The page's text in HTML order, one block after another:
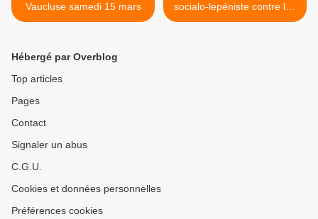
Vaucluse samedi 15 mars
socialo-lepéniste contre les
colistiers d'Yvan Benedetti >
Hébergé par Overblog
Top articles
Pages
Contact
Signaler un abus
C.G.U.
Cookies et données personnelles
Préférences cookies